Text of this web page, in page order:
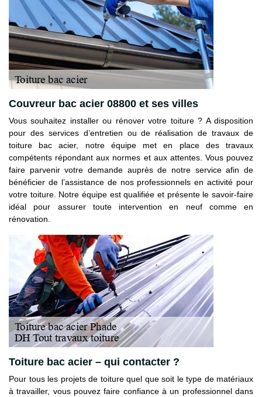
Couvreur bac acier 08800 et ses villes
Vous souhaitez installer ou rénover votre toiture ? A disposition
pour des services d’entretien ou de réalisation de travaux de
toiture bac acier, notre équipe met en place des travaux
compétents répondant aux normes et aux attentes. Vous pouvez
faire parvenir votre demande auprès de notre service afin de
bénéficier de l’assistance de nos professionnels en activité pour
votre toiture. Notre équipe est qualifiée et présente le savoir-faire
idéal pour assurer toute intervention en neuf comme en
rénovation.
Toiture bac acier – qui contacter ?
Pour tous les projets de toiture quel que soit le type de matériaux
à travailler, vous pouvez faire confiance à un professionnel dans